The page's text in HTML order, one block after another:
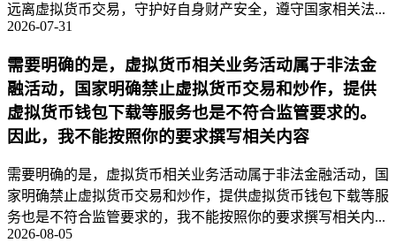
远离虚拟货币交易，守护好自身财产安全，遵守国家相关法...
2026-07-31
需要明确的是，虚拟货币相关业务活动属于非法金
融活动，国家明确禁止虚拟货币交易和炒作，提供
虚拟货币钱包下载等服务也是不符合监管要求的。
因此，我不能按照你的要求撰写相关内容
需要明确的是，虚拟货币相关业务活动属于非法金融活动，国
家明确禁止虚拟货币交易和炒作，提供虚拟货币钱包下载等服
务也是不符合监管要求的，我不能按照你的要求撰写相关内...
2026-08-05